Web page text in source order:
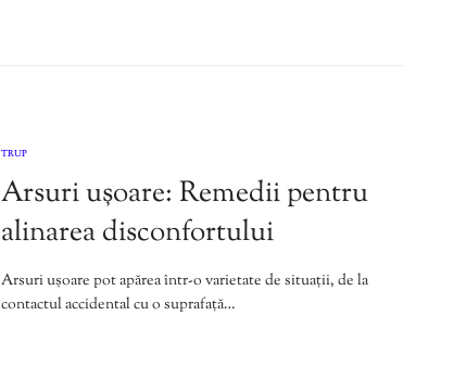
TRUP
Arsuri ușoare: Remedii pentru
alinarea disconfortului
Arsuri ușoare pot apărea într-o varietate de situații, de la
contactul accidental cu o suprafață…